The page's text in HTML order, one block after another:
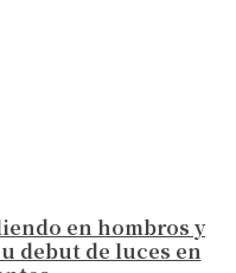
en hombros y
debut de luces en